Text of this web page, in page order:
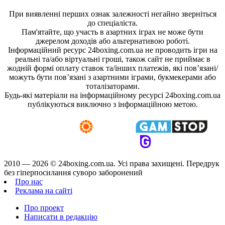
При виявленні перших ознак залежності негайно зверніться
до спеціаліста.
Пам'ятайте, що участь в азартних іграх не може бути
джерелом доходів або альтернативою роботі.
Інформаційний ресурс 24boxing.com.ua не проводить ігри на
реальні та/або віртуальні гроші, також сайт не приймає в
жодній формі оплату ставок та/інших платежів, які пов’язані/
можуть бути пов’язані з азартними іграми, букмекерами або
тоталізаторами.
Будь-які матеріали на інформаційному ресурсі 24boxing.com.ua
публікуються виключно з інформаційною метою.
2010 — 2026 © 24boxing.com.ua. Усi права захищенi. Передрук
без гіперпосилання суворо заборонений
Про нас
Реклама на сайті
Про проект
Написати в редакцію